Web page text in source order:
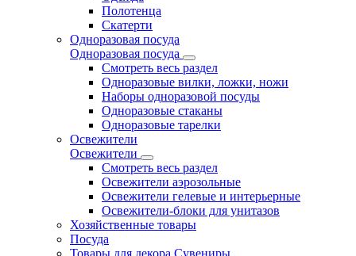
Полотенца
Скатерти
Одноразовая посуда
Одноразовая посуда
Смотреть весь раздел
Одноразовые вилки, ложки, ножи
Наборы одноразовой посуды
Одноразовые стаканы
Одноразовые тарелки
Освежители
Освежители
Смотреть весь раздел
Освежители аэрозольные
Освежители гелевые и интерьерные
Освежители-блоки для унитазов
Хозяйственные товары
Посуда
Товары для декора Сувениры